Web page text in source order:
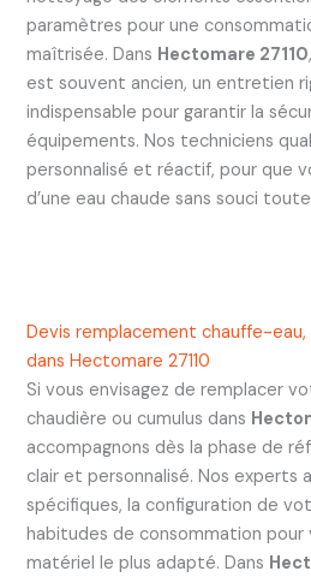
paramètres pour une
maîtrisée. Dans Hectomare 27110
est souvent ancien, un entretien
indispensable pour garantir la
équipements. Nos techniciens
personnalisé et réactif, pour que
d’une eau chaude sans souci toute
Devis remplacement chauffe-
dans Hectomare 27110
Si vous envisagez de remplacer
chaudière ou cumulus dans
accompagnons dès la phase de
clair et personnalisé. Nos experts
spécifiques, la configuration de
habitudes de consommation pour
matériel le plus adapté. Dans